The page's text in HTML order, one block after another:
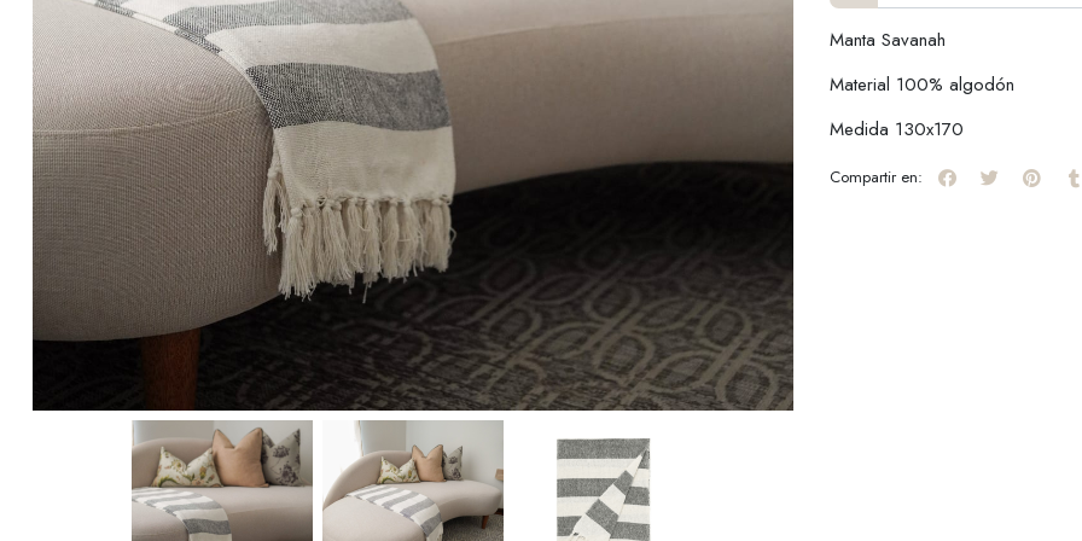
Manta Savanah
Material 100% algodón
Medida 130x170
Compartir en: